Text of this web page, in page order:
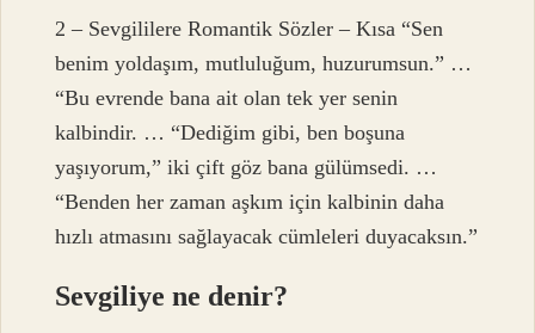
2 – Sevgililere Romantik Sözler – Kısa “Sen
benim yoldaşım, mutluluğum, huzurumsun.” …
“Bu evrende bana ait olan tek yer senin
kalbindir. … “Dediğim gibi, ben boşuna
yaşıyorum,” iki çift göz bana gülümsedi. …
“Benden her zaman aşkım için kalbinin daha
hızlı atmasını sağlayacak cümleleri duyacaksın.”
Sevgiliye ne denir?